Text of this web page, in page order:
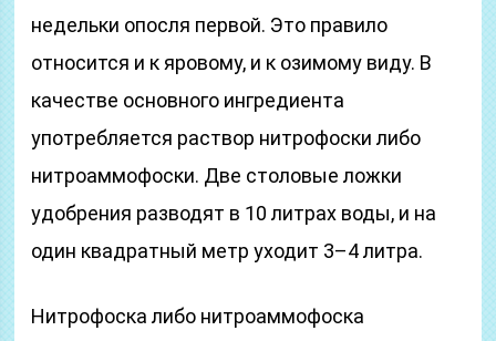
недельки опосля первой. Это правило
относится и к яровому, и к озимому виду. В
качестве основного ингредиента
употребляется раствор нитрофоски либо
нитроаммофоски. Две столовые ложки
удобрения разводят в 10 литрах воды, и на
один квадратный метр уходит 3–4 литра.
Нитрофоска либо нитроаммофоска